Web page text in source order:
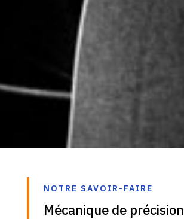
NOTRE SAVOIR-FAIRE
Mécanique de précision